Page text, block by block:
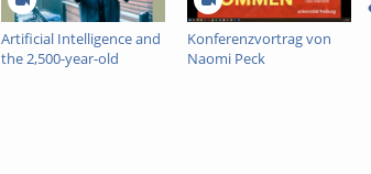
Artificial Intelligence and
the 2,500-year-old
Konferenzvortrag von
Naomi Peck